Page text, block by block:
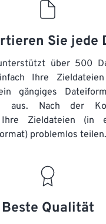
Sie jede
über 500
Ihre
gängiges
aus. Nach der
Zieldateien (in
problemlos teilen.
Beste Qualität